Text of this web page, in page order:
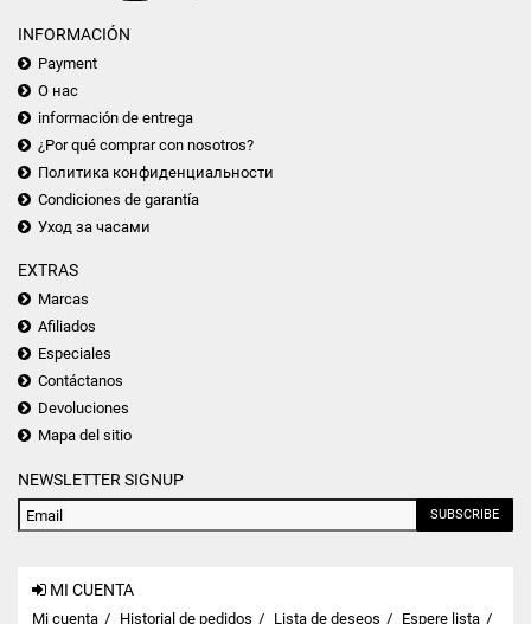
INFORMACIÓN
Payment
О нас
información de entrega
¿Por qué comprar con nosotros?
Политика конфиденциальности
Condiciones de garantía
Уход за часами
EXTRAS
Marcas
Afiliados
Especiales
Contáctanos
Devoluciones
Mapa del sitio
NEWSLETTER SIGNUP
SUBSCRIBE
MI CUENTA
Mi cuenta Historial de pedidos Lista de deseos Espere lista